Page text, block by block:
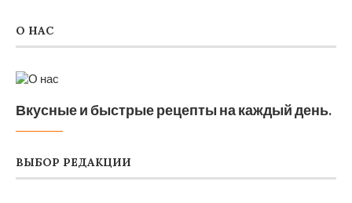
О НАС
Вкусные и быстрые рецепты на каждый день.
ВЫБОР РЕДАКЦИИ